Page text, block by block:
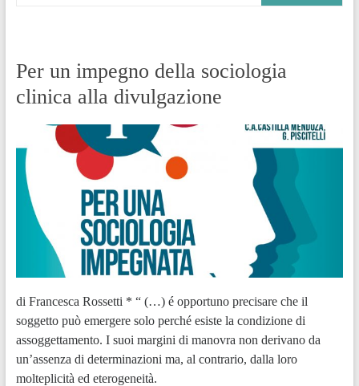
Per un impegno della sociologia
clinica alla divulgazione
di Francesca Rossetti * “ (…) é opportuno precisare che il
soggetto può emergere solo perché esiste la condizione di
assoggettamento. I suoi margini di manovra non derivano da
un’assenza di determinazioni ma, al contrario, dalla loro
molteplicità ed eterogeneità.